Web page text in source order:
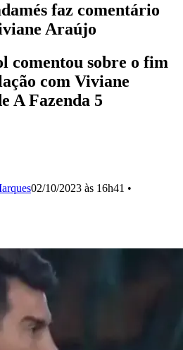
faz comentário
Araújo
comentou sobre o fim
com Viviane
A Fazenda 5
02/10/2023 às 16h41 •